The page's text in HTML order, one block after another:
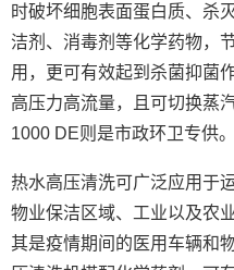
时破坏细胞表面蛋白质、杀
洁剂、消毒剂等化学药物，
用，更可有效起到杀菌抑菌
高压力高流量，且可切换蒸
1000 DE则是市政环卫专供。
热水高压清洗可广泛应用于
物业保洁区域、工业以及农
其是疫情期间的医用车辆和